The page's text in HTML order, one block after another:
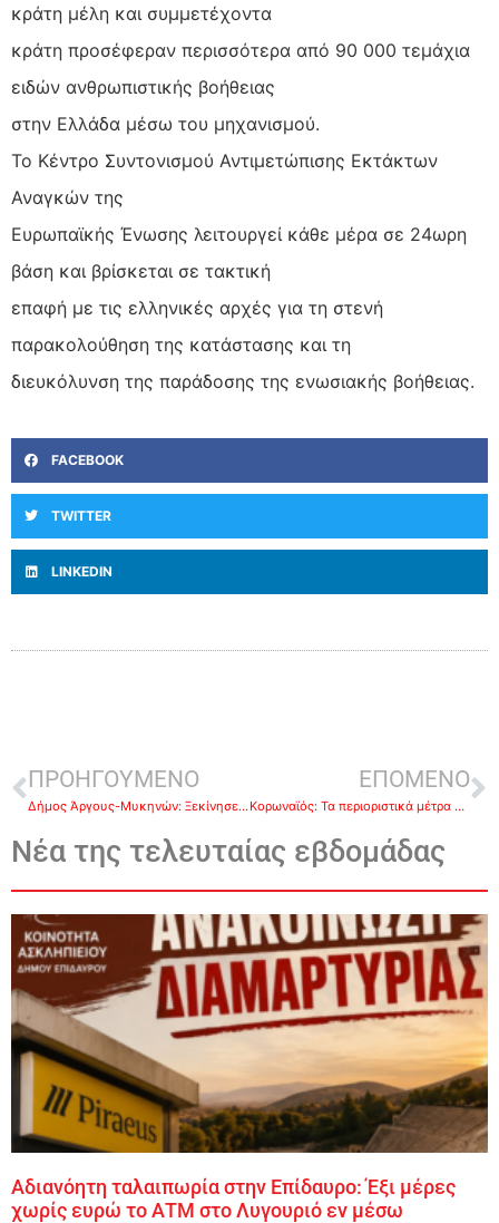
κράτη μέλη και συμμετέχοντα
κράτη προσέφεραν περισσότερα από 90 000 τεμάχια
ειδών ανθρωπιστικής βοήθειας
στην Ελλάδα μέσω του μηχανισμού.
Το Κέντρο Συντονισμού Αντιμετώπισης Εκτάκτων
Αναγκών της
Ευρωπαϊκής Ένωσης λειτουργεί κάθε μέρα σε 24ωρη
βάση και βρίσκεται σε τακτική
επαφή με τις ελληνικές αρχές για τη στενή
παρακολούθηση της κατάστασης και τη
διευκόλυνση της παράδοσης της ενωσιακής βοήθειας.
FACEBOOK
TWITTER
LINKEDIN
ΠΡΟΗΓΟΥΜΕΝΟ
Δήμος Άργους-Μυκηνών: Ξεκίνησε η διανομή των ατομικών δοχείων νερού στα δημοτικά σχολεία
ΕΠΟΜΕΝΟ
Κορωναϊός: Τα περιοριστικά μέτρα που θα ανακοινωθούν για την «κόκκινη» Αττική
Νέα της τελευταίας εβδομάδας
Αδιανόητη ταλαιπωρία στην Επίδαυρο: Έξι μέρες
χωρίς ευρώ το ΑΤΜ στο Λυγουριό εν μέσω